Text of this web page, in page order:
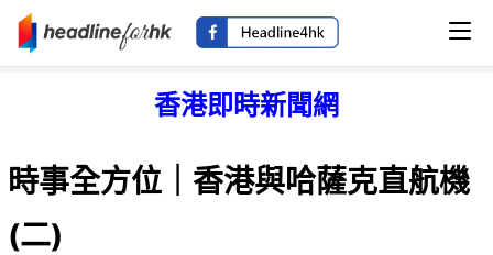
香港即時新聞網
時事全方位｜香港與哈薩克直航機
(二)